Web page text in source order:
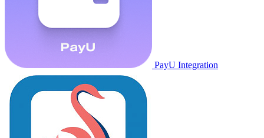
PayU Integration